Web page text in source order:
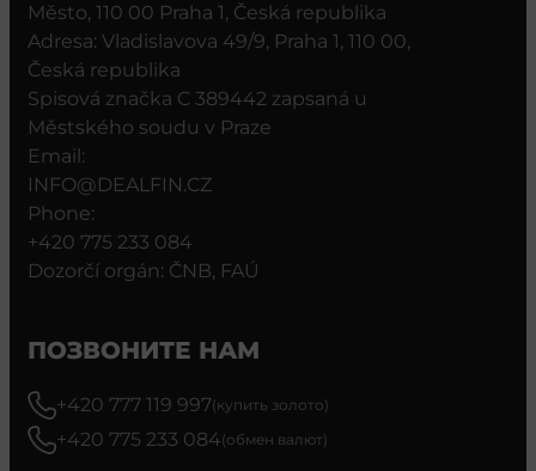
Město, 110 00 Praha 1, Česká republika
Adresa: Vladislavova 49/9, Praha 1, 110 00,
Česká republika
Spisová značka C 389442 zapsaná u
Městského soudu v Praze
Email:
INFO@DEALFIN.CZ
Phone:
+420 775 233 084
Dozorčí orgán: ČNB, FAÚ
ПОЗВОНИТЕ НАМ
+420 777 119 997(купить золото)
+420 775 233 084(обмен валют)